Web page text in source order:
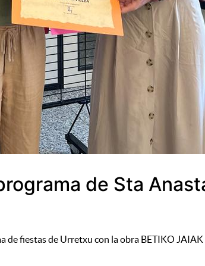
de Sta
fiestas de Urretxu con la obra BETIKO